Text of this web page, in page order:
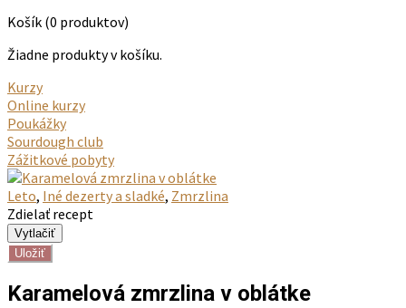
Košík (0 produktov)
Žiadne produkty v košíku.
Kurzy
Online kurzy
Poukážky
Sourdough club
Zážitkové pobyty
Leto, Iné dezerty a sladké, Zmrzlina
Zdielať recept
Uložiť
Karamelová zmrzlina v oblátke